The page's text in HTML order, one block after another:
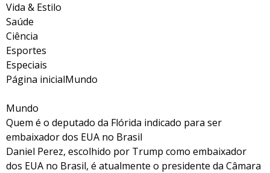
Vida & Estilo
Saúde
Ciência
Esportes
Especiais
Página inicialMundo
Mundo
Quem é o deputado da Flórida indicado para ser
embaixador dos EUA no Brasil
Daniel Perez, escolhido por Trump como embaixador
dos EUA no Brasil, é atualmente o presidente da Câmara